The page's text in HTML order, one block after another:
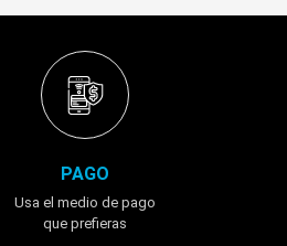
PAGO
Usa el medio de pago
que prefieras